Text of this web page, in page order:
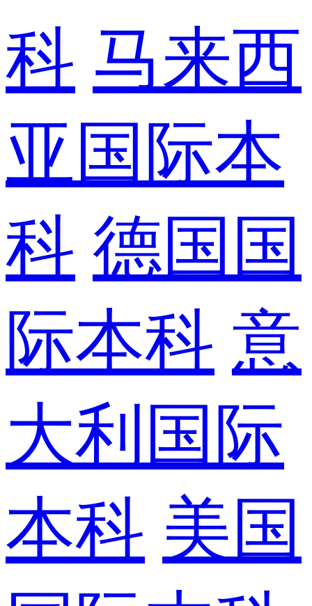
科 马来西
亚国际本
科 德国国
际本科 意
大利国际
本科 美国